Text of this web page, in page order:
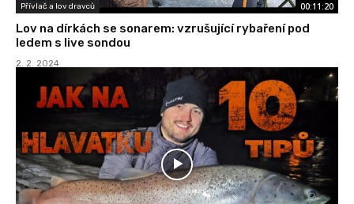
Přívlač a lov dravců 00:11:20
Lov na dírkách se sonarem: vzrušující rybaření pod
ledem s live sondou
2. 2. 2024